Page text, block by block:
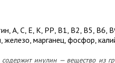
А, С, Е, К, РР, В1, В2, В5, В6,
железо, марганец, фосфор,
инулин — вещество из